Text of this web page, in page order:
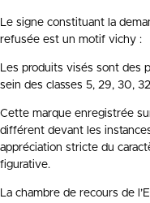
Le signe constituant la
refusée est un motif vichy :
Les produits visés sont des
sein des classes 5, 29, 30,
Cette marque enregistrée
différent devant les
appréciation stricte du
figurative.
La chambre de recours de